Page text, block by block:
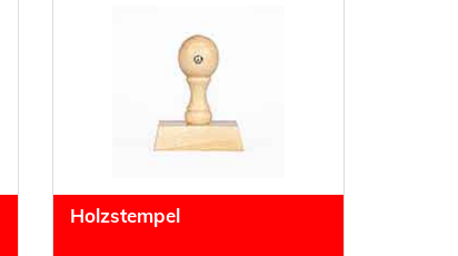
Holzstempel